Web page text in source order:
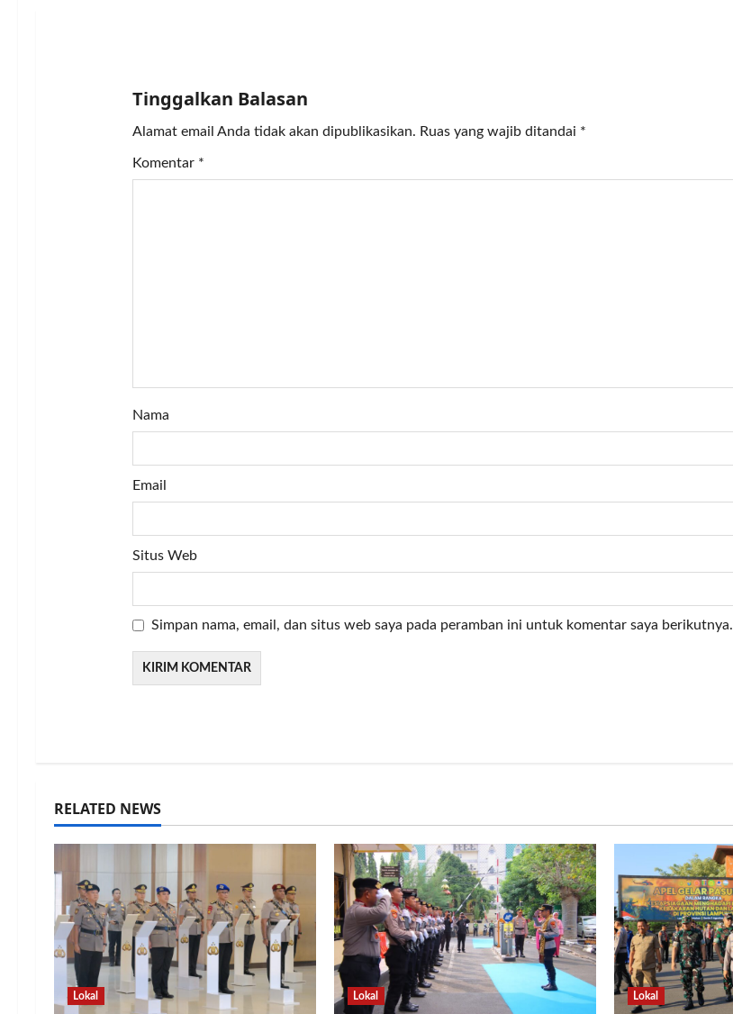
i
g
a
Tinggalkan Balasan
Alamat email Anda tidak akan dipublikasikan. Ruas yang wajib ditandai *
Komentar *
Nama
Email
Situs Web
Simpan nama, email, dan situs web saya pada peramban ini untuk komentar saya berikutnya.
RELATED NEWS
Lokal Lokal Lokal